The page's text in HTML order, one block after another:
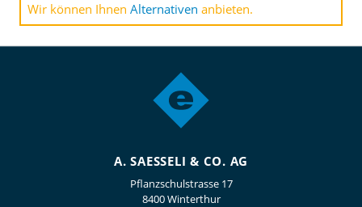
Wir können Ihnen Alternativen anbieten.
A. SAESSELI & CO. AG
Pflanzschulstrasse 17
8400 Winterthur